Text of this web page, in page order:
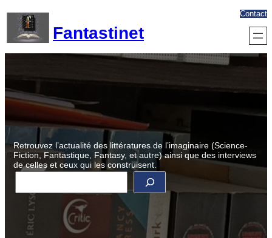
contenu
Fantastinet
Contact
Retrouvez l’actualité des littératures de l’imaginaire (Science-
Fiction, Fantastique, Fantasy, et autre) ainsi que des interviews
de celles et ceux qui les construisent.
R
c